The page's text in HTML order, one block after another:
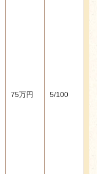
75万円 5/100